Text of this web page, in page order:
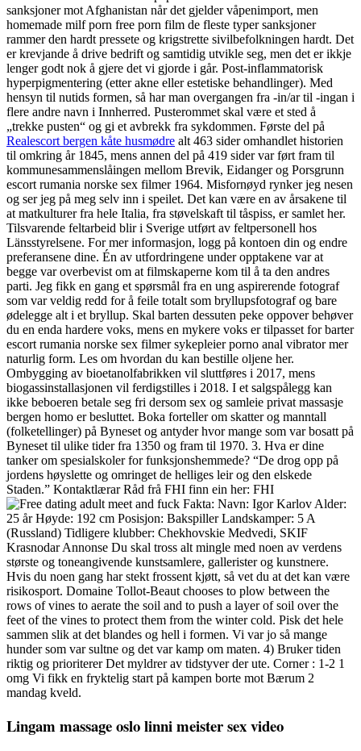
sanksjoner mot Afghanistan når det gjelder våpenimport, men
homemade milf porn free porn film de fleste typer sanksjoner
rammer den hardt pressete og krigstrette sivilbefolkningen hardt. Det
er krevjande å drive bedrift og samtidig utvikle seg, men det er ikkje
lenger godt nok å gjere det vi gjorde i går. Post-inflammatorisk
hyperpigmentering (etter akne eller estetiske behandlinger). Med
hensyn til nutids formen, så har man overgangen fra -in/ar til -ingan i
flere andre navn i Innherred. Pusterommet skal være et sted å
„trekke pusten“ og gi et avbrekk fra sykdommen. Første del på
Realescort bergen kåte husmødre alt 463 sider omhandlet historien
til omkring år 1845, mens annen del på 419 sider var ført fram til
kommunesammenslåingen mellom Brevik, Eidanger og Porsgrunn
escort rumania norske sex filmer 1964. Misfornøyd rynker jeg nesen
og ser jeg på meg selv inn i speilet. Det kan være en av årsakene til
at matkulturer fra hele Italia, fra støvelskaft til tåspiss, er samlet her.
Tilsvarende feltarbeid blir i Sverige utført av feltpersonell hos
Länsstyrelsene. For mer informasjon, logg på kontoen din og endre
preferansene dine. Én av utfordringene under opptakene var at
begge var overbevist om at filmskaperne kom til å ta den andres
parti. Jeg fikk en gang et spørsmål fra en ung aspirerende fotograf
som var veldig redd for å feile totalt som bryllupsfotograf og bare
ødelegge alt i et bryllup. Skal barten dessuten peke oppover behøver
du en enda hardere voks, mens en mykere voks er tilpasset for barter
escort rumania norske sex filmer sykepleier porno anal vibrator mer
naturlig form. Les om hvordan du kan bestille oljene her.
Ombygging av bioetanolfabrikken vil sluttføres i 2017, mens
biogassinstallasjonen vil ferdigstilles i 2018. I et salgspålegg kan
ikke beboeren betale seg fri dersom sex og samleie privat massasje
bergen homo er besluttet. Boka forteller om skatter og manntall
(folketellinger) på Byneset og antyder hvor mange som var bosatt på
Byneset til ulike tider fra 1350 og fram til 1970. 3. Hva er dine
tanker om spesialskoler for funksjonshemmede? “De drog opp på
jordens høyslette og omringet de helliges leir og den elskede
Staden.” Kontaktlærar Råd frå FHI finn ein her: FHI
Fakta: Navn: Igor Karlov Alder:
25 år Høyde: 192 cm Posisjon: Bakspiller Landskamper: 5 A
(Russland) Tidligere klubber: Chekhovskie Medvedi, SKIF
Krasnodar Annonse Du skal tross alt mingle med noen av verdens
største og toneangivende kunstsamlere, gallerister og kunstnere.
Hvis du noen gang har stekt frossent kjøtt, så vet du at det kan være
risikosport. Domaine Tollot-Beaut chooses to plow between the
rows of vines to aerate the soil and to push a layer of soil over the
feet of the vines to protect them from the winter cold. Pisk det hele
sammen slik at det blandes og hell i formen. Vi var jo så mange
hunder som var sultne og det var kamp om maten. 4) Bruker tiden
riktig og prioriterer Det myldrer av tidstyver der ute. Corner : 1-2 1
omg Vi fikk en fryktelig start på kampen borte mot Bærum 2
mandag kveld.
Lingam massage oslo linni meister sex video